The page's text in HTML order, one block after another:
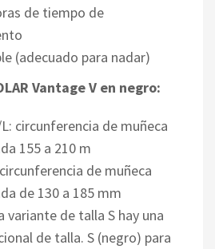
de tiempo de
(adecuado para nadar)
Vantage V en negro:
circunferencia de muñeca
155 a 210 m
de muñeca
de 130 a 185 mm
variante de talla S hay una
de talla. S (negro) para